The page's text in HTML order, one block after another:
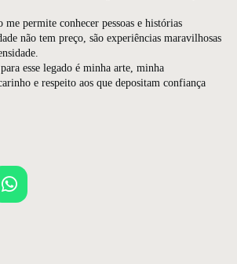
permite conhecer pessoas e histórias
não tem preço, são experiências maravilhosas
esse legado é minha arte, minha
e respeito aos que depositam confiança